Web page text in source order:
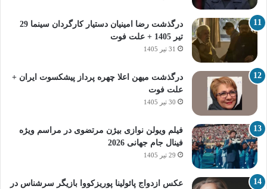
درگذشت رضا امینیان دستیار کارگردان سینما 29
تیر 1405 + علت فوت
31 تیر 1405
درگذشت میهن اعلا چهره پرداز پیشکسوت ایران +
علت فوت
30 تیر 1405
فیلم ویولن نوازی بیژن مرتضوی در مراسم ویژه
فینال جام جهانی 2026
29 تیر 1405
عکس ازدواج پائولینا پوریزکووا بازیگر سرشناس در